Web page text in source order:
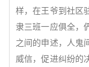
样，在王爷到社区
隶三班一应俱全，
之间的申述，人鬼
威信，促进纠纷的